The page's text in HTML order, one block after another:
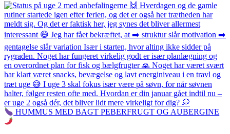
HUMMUS MED BAGT PEBERFRUGT OG AUBERGINE